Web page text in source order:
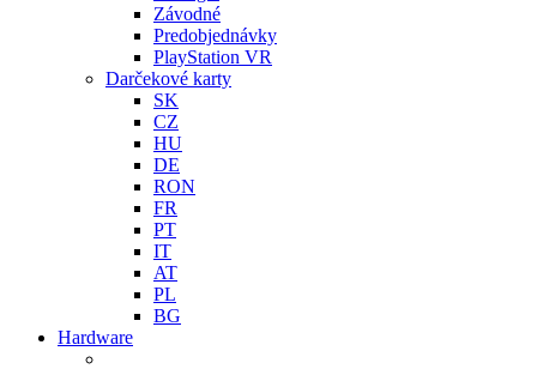
Závodné
Predobjednávky
PlayStation VR
Darčekové karty
SK
CZ
HU
DE
RON
FR
PT
IT
AT
PL
BG
Hardware